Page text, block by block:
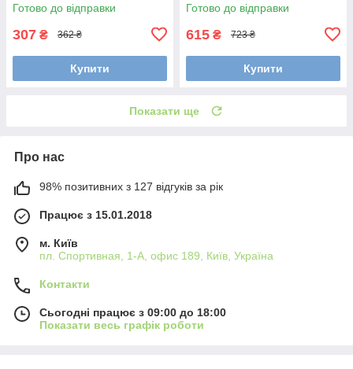
Готово до відправки
307 ₴ 362 ₴
Купити
Готово до відправки
615 ₴ 723 ₴
Купити
Показати ще
Про нас
98% позитивних з 127 відгуків за рік
Працює з 15.01.2018
м. Київ
пл. Спортивная, 1-А, офис 189, Київ, Україна
Контакти
Сьогодні працює з 09:00 до 18:00
Показати весь графік роботи